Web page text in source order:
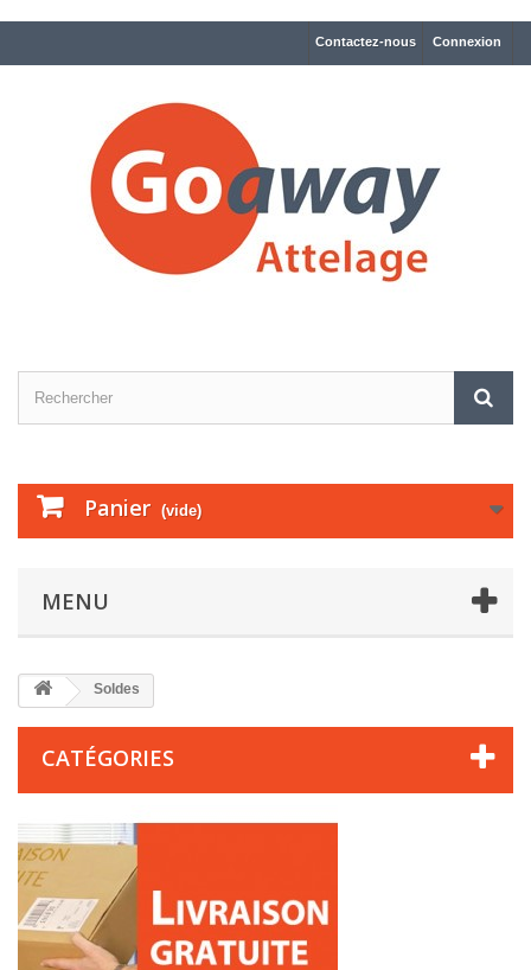
Connexion
Contactez-nous
Panier (vide)
MENU
Soldes
CATÉGORIES